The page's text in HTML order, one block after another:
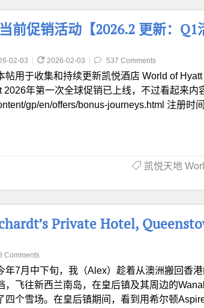
前促销活动【2026.2 更新：Q1
02-03 2026-02-03 537 Comments
帖用于收集和持续更新凯悦酒店 World of
年第一次全球促销已上线，不过看起来内
gp/en/offers/bonus-journeys.html 注册时
凯悦天地
Private Hotel,
Comments
年7月中下旬，我（Alex）趁着从澳洲搬回香
，飞往新西兰南岛，在皇后镇及其周边的
四个雪场。在皇后镇期间，看到用希尔顿